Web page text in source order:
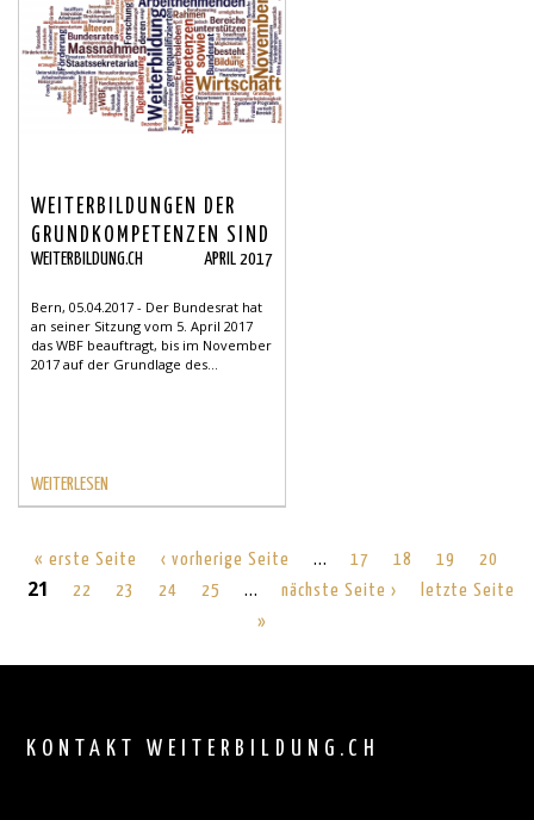
WEITERBILDUNGEN DER
GRUNDKOMPETENZEN SIND
WICHTIG
WEITERBILDUNG.CH APRIL 2017
Bern, 05.04.2017 - Der Bundesrat hat
an seiner Sitzung vom 5. April 2017
das WBF beauftragt, bis im November
2017 auf der Grundlage des...
WEITERLESEN
« erste Seite ‹ vorherige Seite … 17 18 19 20
21 22 23 24 25 … nächste Seite ›
letzte Seite
»
top
KONTAKT WEITERBILDUNG.CH